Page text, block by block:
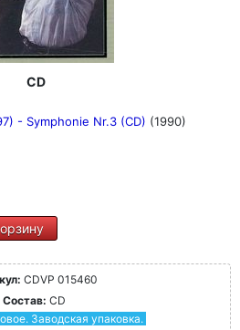
CD
- Symphonie Nr.3 (CD) (1990)
CDVP 015460
Состав: CD
Заводская упаковка.